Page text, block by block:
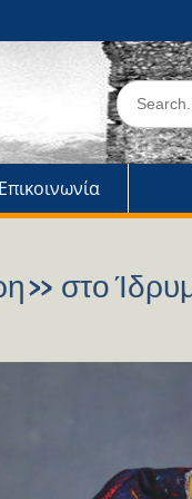
Search
for:
Επικοινωνία
στο